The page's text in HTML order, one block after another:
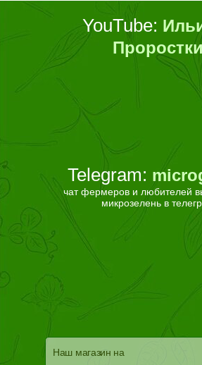
YouTube:
Проростки
Telegram:
чат фермеров и любителей
микрозелень в
Наш магазин на